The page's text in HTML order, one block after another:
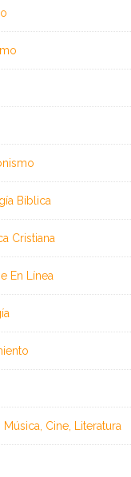
Bíblica
Cristiana
En Línea
Música, Cine, Literatura